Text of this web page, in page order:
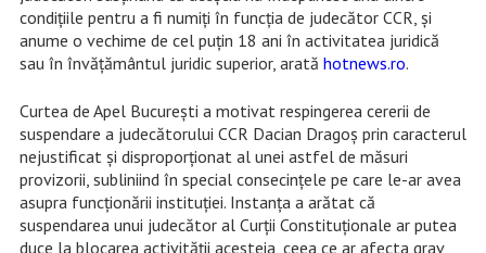
condiţiile pentru a fi numiţi în funcţia de judecător CCR, şi
anume o vechime de cel puţin 18 ani în activitatea juridică
sau în învăţământul juridic superior, arată hotnews.ro.
Curtea de Apel București a motivat respingerea cererii de
suspendare a judecătorului CCR Dacian Dragoș prin caracterul
nejustificat și disproporționat al unei astfel de măsuri
provizorii, subliniind în special consecințele pe care le-ar avea
asupra funcționării instituției. Instanța a arătat că
suspendarea unui judecător al Curții Constituționale ar putea
duce la blocarea activității acesteia, ceea ce ar afecta grav